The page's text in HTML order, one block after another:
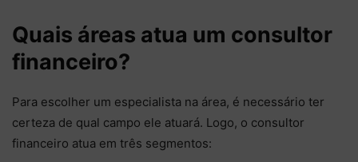
Quais áreas atua um consultor
financeiro?
Para escolher um especialista na área, é necessário ter
certeza de qual campo ele atuará. Logo, o consultor
financeiro atua em três segmentos: